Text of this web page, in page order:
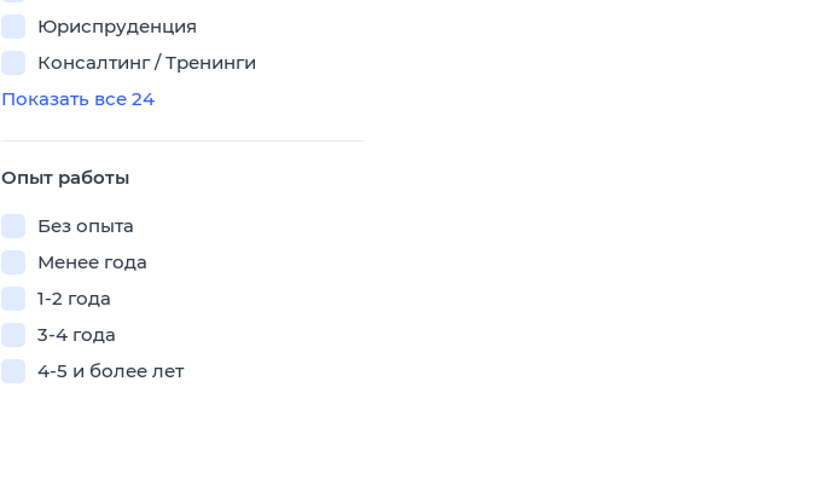
Юриспруденция
Консалтинг / Тренинги
Показать все 24
Опыт работы
Без опыта
Менее года
1-2 года
3-4 года
4-5 и более лет